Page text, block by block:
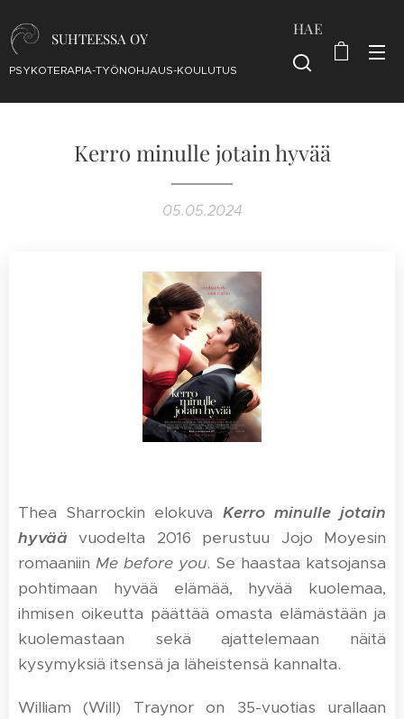
SUHTEESSA OY
PSYKOTERAPIA-TYÖNOHJAUS-KOULUTUS
HAE
Kerro minulle jotain hyvää
05.05.2024
Thea Sharrockin elokuva Kerro minulle jotain
hyväävuodelta 2016 perustuu Jojo Moyesin
romaaniin Me before you. Se haastaa katsojansa
pohtimaan hyvää elämää, hyvää kuolemaa,
ihmisen oikeutta päättää omasta elämästään ja
kuolemastaan sekä ajattelemaan näitä
kysymyksiä itsensä ja läheistensä kannalta.
William (Will) Traynor on 35-vuotias urallaan